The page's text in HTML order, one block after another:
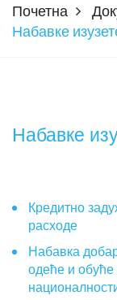
Почетна
Набавке
Набавке
Кредитно
расходе
Набавка
одеће и